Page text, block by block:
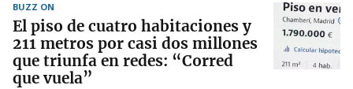
BUZZ ON
El piso de cuatro habitaciones y
211 metros por casi dos millones
que triunfa en redes: “Corred
que vuela”